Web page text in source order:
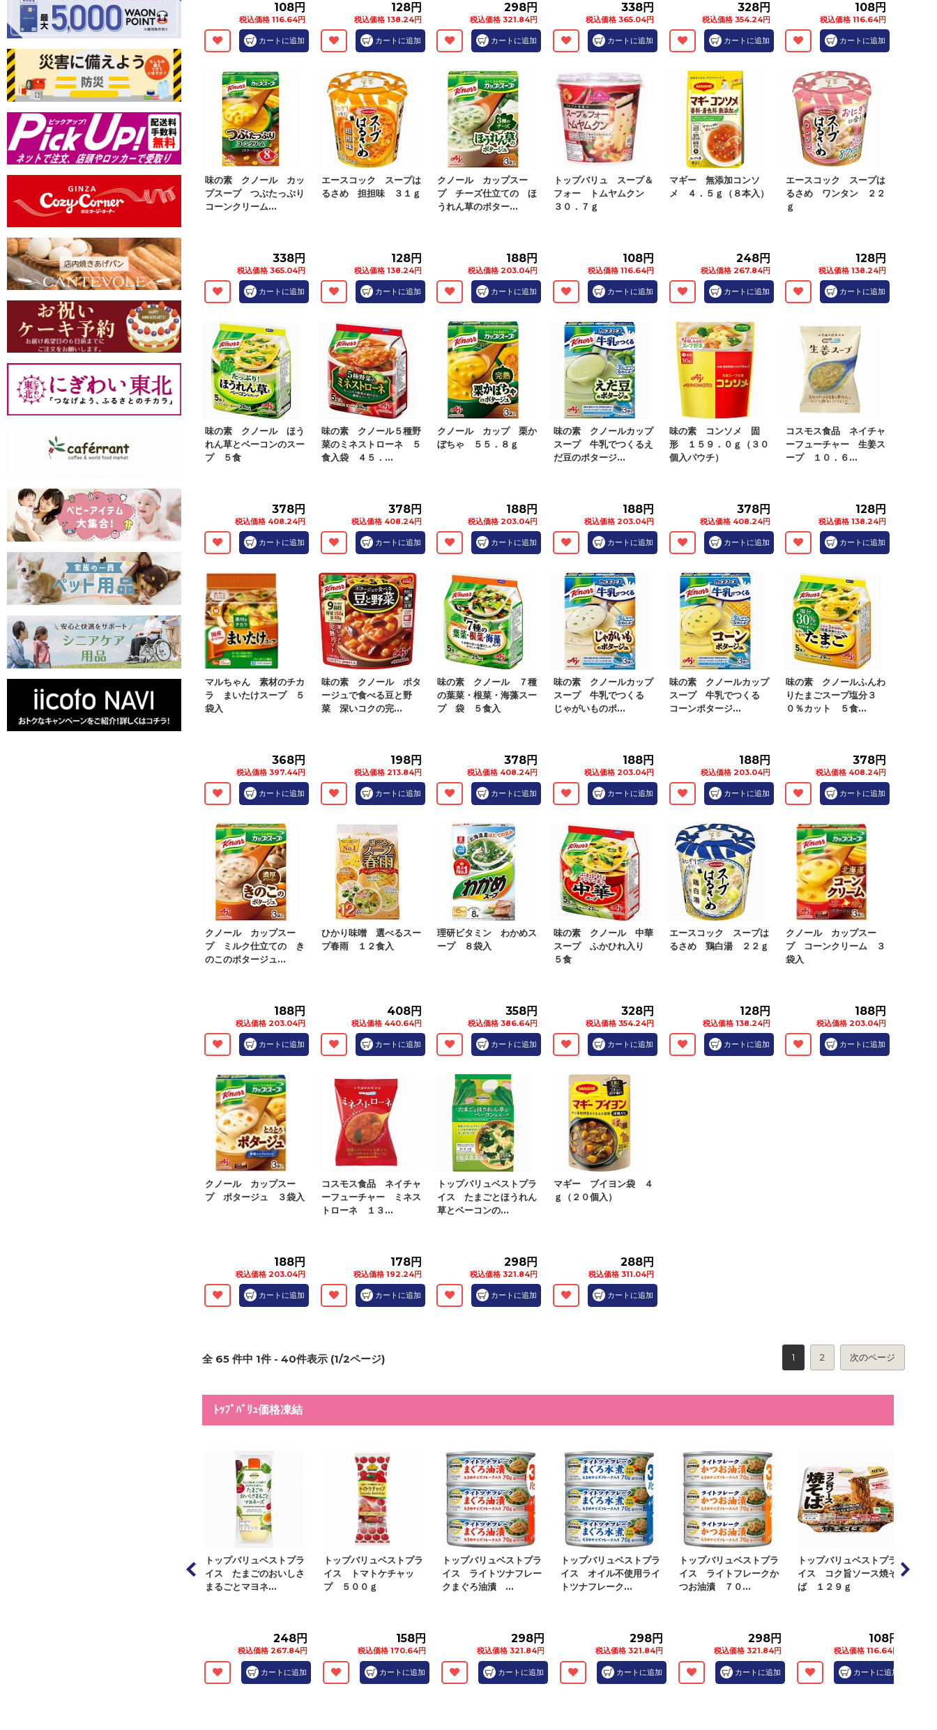
108円
税込価格 116.64円
カートに追加
128円
税込価格 138.24円
カートに追加
298円
税込価格 321.84円
カートに追加
338円
税込価格 365.04円
カートに追加
328円
税込価格 354.24円
カートに追加
108円
税込価格 116.64円
カートに追加
味の素 クノール カッ
プスープ つぶたっぷり
コーンクリーム...
338円
税込価格 365.04円
カートに追加
エースコック スープは
るさめ 担担味 ３１ｇ
128円
税込価格 138.24円
カートに追加
クノール カップスー
プ チーズ仕立ての ほ
うれん草のポター...
188円
税込価格 203.04円
カートに追加
トップバリュ スープ＆
フォー トムヤムクン
３０．７ｇ
108円
税込価格 116.64円
カートに追加
マギー 無添加コンソ
メ ４．５ｇ（８本入）
248円
税込価格 267.84円
カートに追加
エースコック スープは
るさめ ワンタン ２２
ｇ
128円
税込価格 138.24円
カートに追加
味の素 クノール ほう
れん草とベーコンのスー
プ ５食
378円
税込価格 408.24円
カートに追加
味の素 クノール５種野
菜のミネストローネ ５
食入袋 ４５．...
378円
税込価格 408.24円
カートに追加
クノール カップ 栗か
ぼちゃ ５５．８ｇ
188円
税込価格 203.04円
カートに追加
味の素 クノールカップ
スープ 牛乳でつくるえ
だ豆のポタージ...
188円
税込価格 203.04円
カートに追加
味の素 コンソメ 固
形 １５９．０ｇ（３０
個入パウチ）
378円
税込価格 408.24円
カートに追加
コスモス食品 ネイチャ
ーフューチャー 生姜ス
ープ １０．６...
128円
税込価格 138.24円
カートに追加
マルちゃん 素材のチカ
ラ まいたけスープ ５
袋入
368円
税込価格 397.44円
カートに追加
味の素 クノール ポタ
ージュで食べる豆と野
菜 深いコクの完...
198円
税込価格 213.84円
カートに追加
味の素 クノール ７種
の葉菜・根菜・海藻スー
プ 袋 ５食入
378円
税込価格 408.24円
カートに追加
味の素 クノールカップ
スープ 牛乳でつくる
じゃがいものポ...
188円
税込価格 203.04円
カートに追加
味の素 クノールカップ
スープ 牛乳でつくる
コーンポタージ...
188円
税込価格 203.04円
カートに追加
味の素 クノールふんわ
りたまごスープ塩分３
０％カット ５食...
378円
税込価格 408.24円
カートに追加
クノール カップスー
プ ミルク仕立ての き
のこのポタージュ...
188円
税込価格 203.04円
カートに追加
ひかり味噌 選べるスー
プ春雨 １２食入
408円
税込価格 440.64円
カートに追加
理研ビタミン わかめス
ープ ８袋入
358円
税込価格 386.64円
カートに追加
味の素 クノール 中華
スープ ふかひれ入り
５食
328円
税込価格 354.24円
カートに追加
エースコック スープは
るさめ 鶏白湯 ２２ｇ
128円
税込価格 138.24円
カートに追加
クノール カップスー
プ コーンクリーム ３
袋入
188円
税込価格 203.04円
カートに追加
クノール カップスー
プ ポタージュ ３袋入
188円
税込価格 203.04円
カートに追加
コスモス食品 ネイチャ
ーフューチャー ミネス
トローネ １３...
178円
税込価格 192.24円
カートに追加
トップバリュベストプラ
イス たまごとほうれん
草とベーコンの...
298円
税込価格 321.84円
カートに追加
マギー ブイヨン袋 ４
ｇ（２０個入）
288円
税込価格 311.04円
カートに追加
全 65 件中 1件 - 40件表示 (1/2ページ) 1 2 次のページ
ﾄｯﾌﾟﾊﾞﾘｭ価格凍結
トップバリュベストプラ
イス たまごのおいしさ
まるごとマヨネ...
248円
税込価格 267.84円
カートに追加
トップバリュベストプラ
イス トマトケチャッ
プ ５００ｇ
158円
税込価格 170.64円
カートに追加
トップバリュベストプラ
イス ライトツナフレー
クまぐろ油漬 ...
298円
税込価格 321.84円
カートに追加
トップバリュベストプラ
イス オイル不使用ライ
トツナフレーク...
298円
税込価格 321.84円
カートに追加
トップバリュベストプラ
イス ライトフレークか
つお油漬 ７０...
298円
税込価格 321.84円
カートに追加
トップバリュベストプラ
イス コク旨ソース焼そ
ば １２９ｇ
108円
税込価格 116.64円
カートに追加